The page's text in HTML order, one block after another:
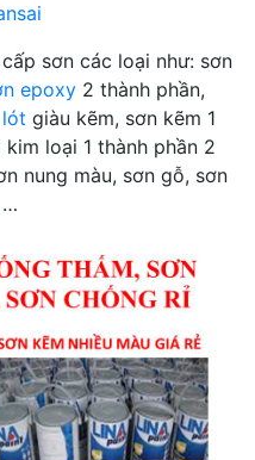
sơn các loại như: sơn
epoxy 2 thành phần,
giàu kẽm, sơn kẽm 1
kim loại 1 thành phần 2
nung màu, sơn gỗ, sơn
…